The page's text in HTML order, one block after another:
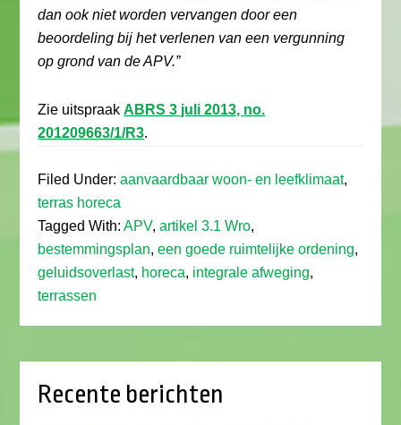
dan ook niet worden vervangen door een
beoordeling bij het verlenen van een vergunning
op grond van de APV.”
Zie uitspraakABRS 3 juli 2013, no.
201209663/1/R3.
Filed Under:aanvaardbaar woon- en leefklimaat,
terras horeca
Tagged With:APV,artikel 3.1 Wro,
bestemmingsplan,een goede ruimtelijke ordening,
geluidsoverlast, horeca, integrale afweging,
terrassen
Recente berichten